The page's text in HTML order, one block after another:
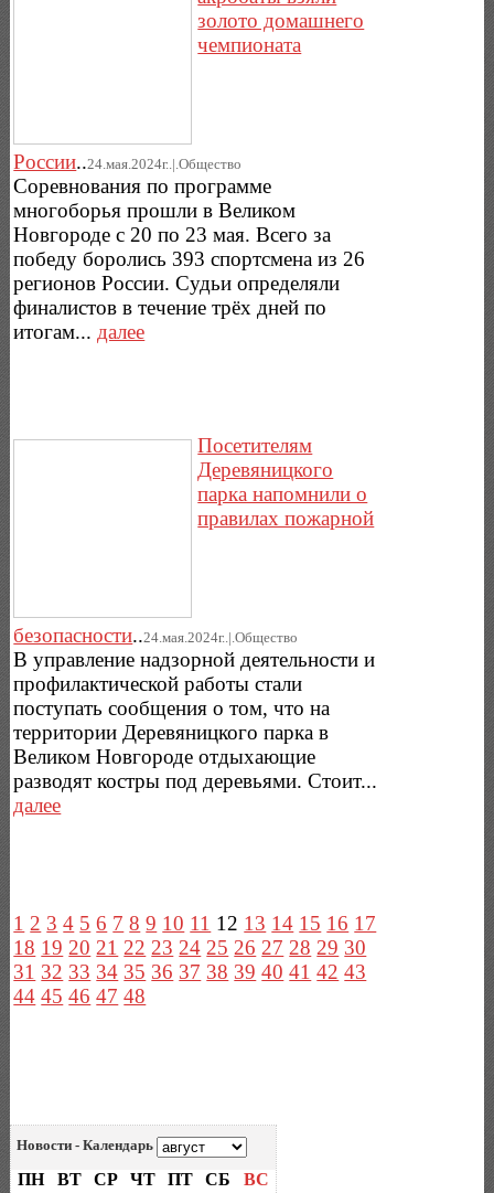
золото домашнего
чемпионата
России..24.мая.2024г..|.Общество
Соревнования по программе
многоборья прошли в Великом
Новгороде с 20 по 23 мая. Всего за
победу боролись 393 спортсмена из 26
регионов России. Судьи определяли
финалистов в течение трёх дней по
итогам... далее
Посетителям
Деревяницкого
парка напомнили о
правилах пожарной
безопасности..24.мая.2024г..|.Общество
В управление надзорной деятельности и
профилактической работы стали
поступать сообщения о том, что на
территории Деревяницкого парка в
Великом Новгороде отдыхающие
разводят костры под деревьями. Стоит...
далее
1 2 3 4 5 6 7 8 9 10 11 12 13 14 15 16 17
18 19 20 21 22 23 24 25 26 27 28 29 30
31 32 33 34 35 36 37 38 39 40 41 42 43
44 45 46 47 48
Новости - Календарь
ПН ВТ СР ЧТ ПТ СБ
ВС